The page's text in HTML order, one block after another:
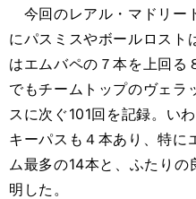
今回のレアル・マドリー
にパスミスやボールロスト
はエムバペの７本を上回る
でもチームトップのヴェラ
スに次ぐ101回を記録。い
キーパスも４本あり、特に
ム最多の14本と、ふたり
明した。